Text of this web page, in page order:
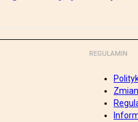
REGULAMIN